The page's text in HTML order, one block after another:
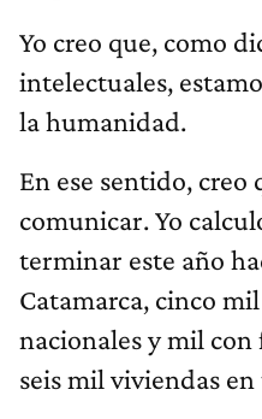
Yo creo que, como
intelectuales,
la humanidad.
En ese sentido, creo
comunicar. Yo
terminar este año
Catamarca, cinco
nacionales y mil
seis mil viviendas